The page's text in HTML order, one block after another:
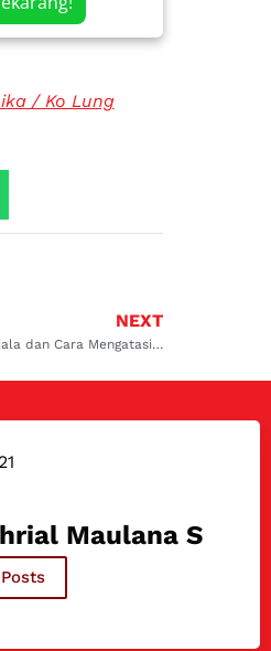
/ Ko Lung
NEXT
Gejala dan Cara Mengatasi Catalytic Converter Bermasalah
Maulana S